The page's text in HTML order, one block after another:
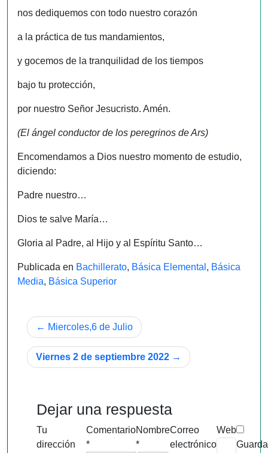
nos dediquemos con todo nuestro corazón
a la práctica de tus mandamientos,
y gocemos de la tranquilidad de los tiempos
bajo tu protección,
por nuestro Señor Jesucristo. Amén.
(El ángel conductor de los peregrinos de Ars)
Encomendamos a Dios nuestro momento de estudio,
diciendo:
Padre nuestro…
Dios te salve María…
Gloria al Padre, al Hijo y al Espíritu Santo…
Publicada en Bachillerato, Básica Elemental , Básica
Media, Básica Superior
Navegación
de
entradas
Miercoles,6 de Julio
Viernes 2 de septiembre 2022
Dejar una respuesta
Tu
dirección
Comentario
*
Nombre
*
Correo
electrónico
Web